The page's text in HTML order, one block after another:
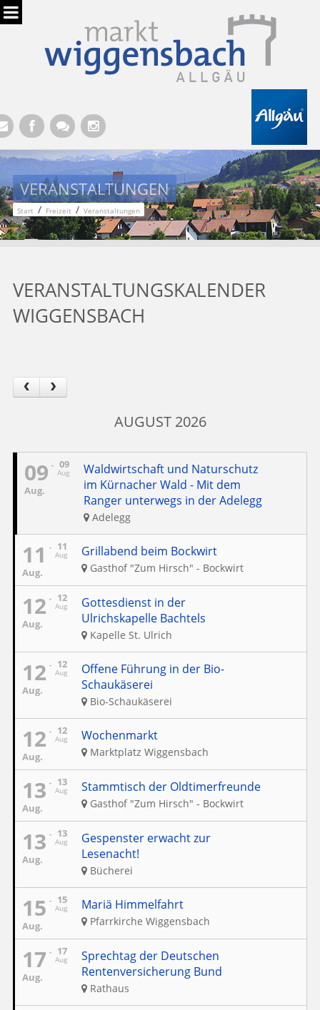
VERANSTALTUNGEN
Start / Freizeit / Veranstaltungen
VERANSTALTUNGSKALENDER
WIGGENSBACH
AUGUST 2026
09
Aug
09
Aug.
Waldwirtschaft und Naturschutz
im Kürnacher Wald - Mit dem
Ranger unterwegs in der Adelegg
Adelegg
11
Aug
11
Aug.
Grillabend beim Bockwirt
Gasthof "Zum Hirsch" - Bockwirt
12
Aug
12
Aug.
Gottesdienst in der
Ulrichskapelle Bachtels
Kapelle St. Ulrich
12
Aug
12
Aug.
Offene Führung in der Bio-
Schaukäserei
Bio-Schaukäserei
12
Aug
12
Aug.
Wochenmarkt
Marktplatz Wiggensbach
13
Aug
13
Aug.
Stammtisch der Oldtimerfreunde
Gasthof "Zum Hirsch" - Bockwirt
13
Aug
13
Aug.
Gespenster erwacht zur
Lesenacht!
Bücherei
15
Aug
15
Aug.
Mariä Himmelfahrt
Pfarrkirche Wiggensbach
17
Aug
17
Aug.
Sprechtag der Deutschen
Rentenversicherung Bund
Rathaus